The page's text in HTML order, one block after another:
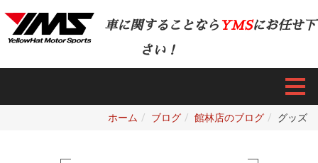
車に関することなら YMSにお任せ下
さい！
ホーム ブログ 館林店のブログ グッズ